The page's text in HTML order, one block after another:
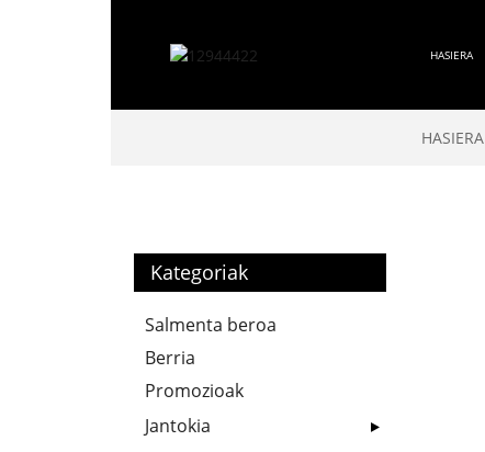
HASIERA
HASIERA
Kategoriak
Salmenta beroa
Berria
Promozioak
Jantokia